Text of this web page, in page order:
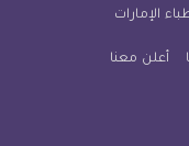
الإمارات
أعلن معنا